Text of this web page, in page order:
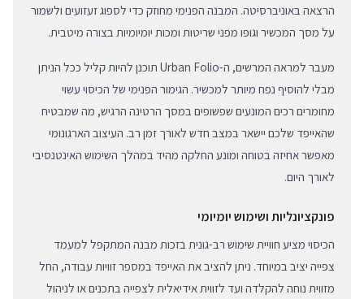
הרצאה באוניברסיטה. המבנה הפנימי מחוזק כדי לספוג זעזועים ולשמור
על מסך המכשיר וגופו מפני שריטות ומכות יומיומיות בצורה מיטבית.
מעבר למראה המרשים, ה-Urban Folio תוכנן להיות קליל ככל הניתן
מבלי להוסיף נפח מיותר למכשיר. הגימור הפנימי של הכיסוי עשוי
מחומרים רכים המונעים שפשופים במסך הרטינה הרגיש, מה שמבטיח
שהאייפד שלכם יישאר במצב חדש לאורך זמן רב. העיצוב הארגונומי
מאפשר אחיזה בטוחה ומונע החלקה מהיד במהלך השימוש האינטנסיבי
לאורך היום.
פונקציונליות ושימוש יומיומי
הכיסוי מציע חוויית שימוש רב-גונית בזכות מבנה המתקפל למעמד
צפייה יציב במיוחד. ניתן להציב את האייפד במספר זוויות עבודה, החל
מזווית נוחה להקלדה ועד לזווית אידיאלית לצפייה בתכנים או לניהול